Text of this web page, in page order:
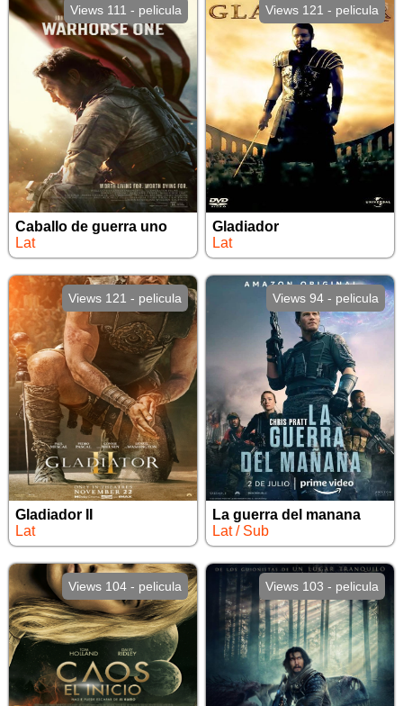
Views 111 - pelicula
Caballo de guerra uno
Lat
Views 121 - pelicula
Gladiador
Lat
Views 121 - pelicula
Gladiador II
Lat
Views 94 - pelicula
La guerra del manana
Lat / Sub
Views 104 - pelicula Views 103 - pelicula